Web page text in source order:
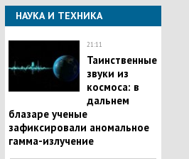
НАУКА И ТЕХНИКА
21:11
Таинственные
звуки из
космоса: в
дальнем
блазаре ученые
зафиксировали аномальное
гамма-излучение